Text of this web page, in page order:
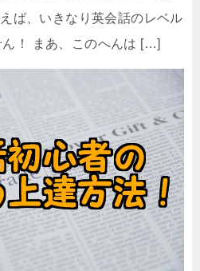
ば、いきなり英会話のレベル
！ まあ、このへんは […]